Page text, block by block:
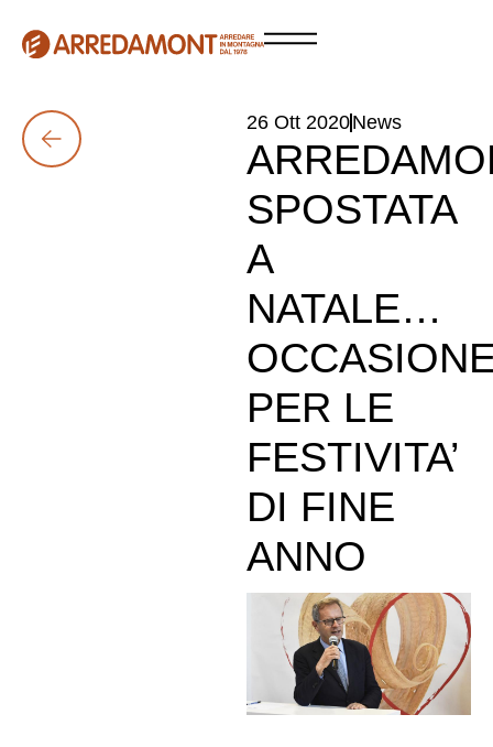
26 Ott 2020News
SPOSTATA
A
NATALE…
PER LE
FESTIVITA’
DI FINE
ANNO